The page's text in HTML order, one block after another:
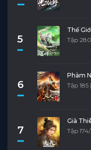
5
Thế
Tập
6
Phàm
Tập 185
7
Già
Tập